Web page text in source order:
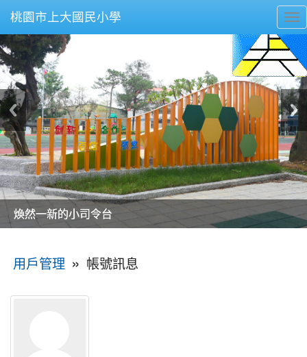
桃園市上大國民小學
美麗的操場是我們活力的來源
美麗的操場是我們活力的來源
煥然一新的小司令台
煥然一新的小司令台
富含桃園埤塘田園風光意象的中廊
富含桃園埤塘田園風光意象的中廊
嶄新的中庭廣場
嶄新的中庭廣場
水生池生生不息
水生池生生不息
用戶管理 » 帳號訊息